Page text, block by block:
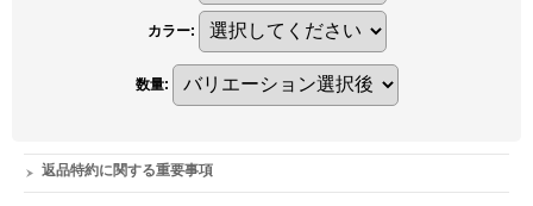
カラー:
数量:
返品特約に関する重要事項